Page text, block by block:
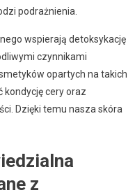
podrażnienia.
wspierają detoksykację
czynnikami
opartych na takich
cery oraz
Dzięki temu nasza skóra
z